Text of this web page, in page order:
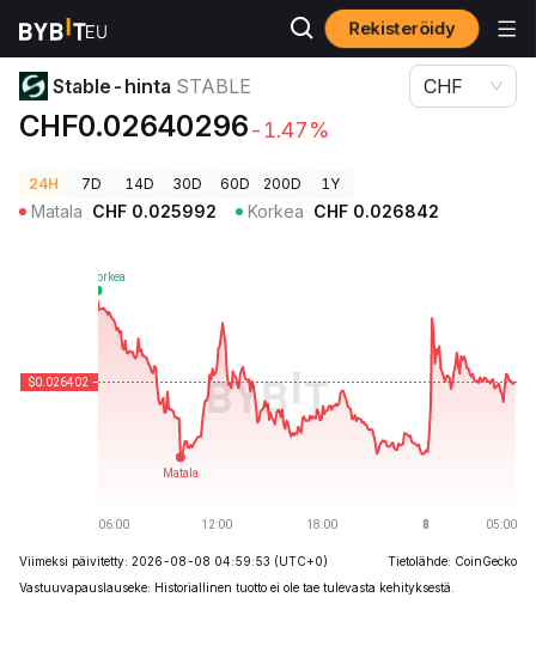
Rekisteröidy
Kryptohinnat
​​Stable-hinta STABLE
CHF0.02640296-1.47%
CHF
24H 7D 14D 30D 60D 200D 1Y
Matala CHF 0.025992 Korkea CHF 0.026842
Viimeksi päivitetty: 2026-08-08 04:59:53 (UTC+0)
Tietolähde: CoinGecko
Vastuuvapauslauseke: Historiallinen tuotto ei ole tae tulevasta kehityksestä.